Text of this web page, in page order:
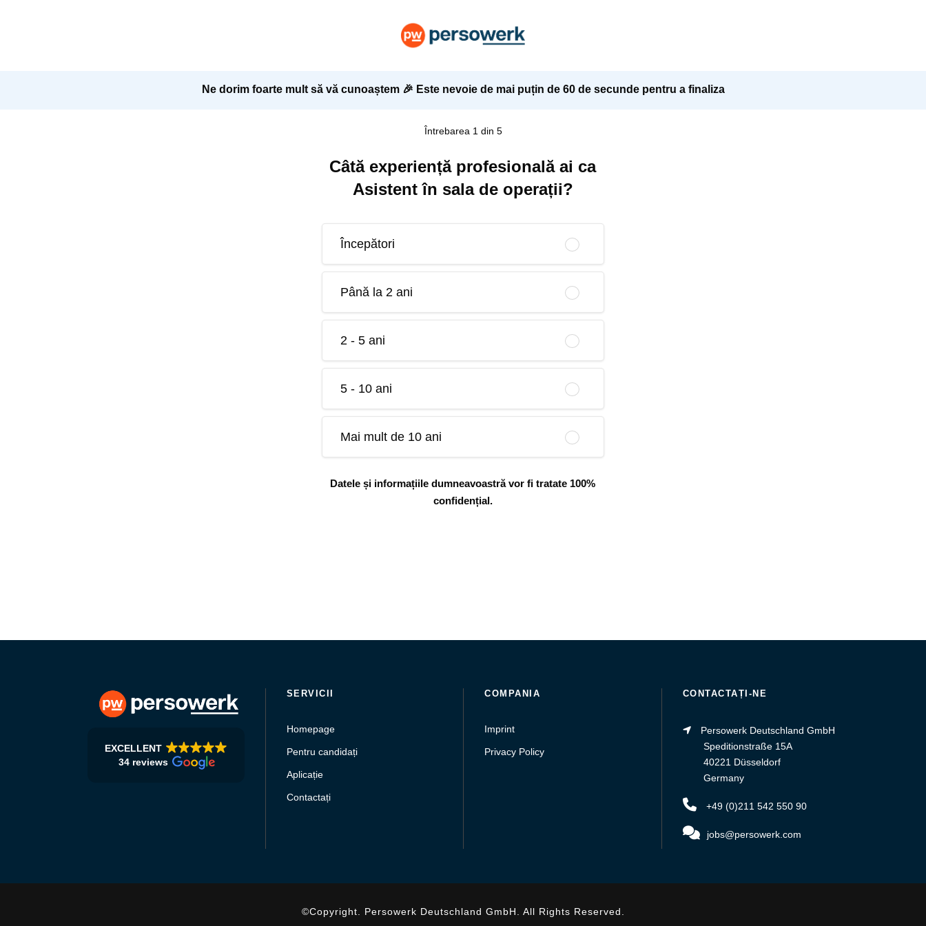
Ne dorim foarte mult să vă cunoaștem 🎉 Este nevoie de mai puțin de 60 de secunde pentru a finaliza
Întrebarea 1 din 5
Câtă experiență profesională ai ca
Asistent în sala de operații?
Începători
Până la 2 ani
2 - 5 ani
5 - 10 ani
Mai mult de 10 ani
Datele și informațiile dumneavoastră vor fi tratate 100%
confidențial.
EXCELLENT
34 reviews
SERVICII
Homepage
Pentru candidați
Aplicație
Contactați
COMPANIA
Imprint
Privacy Policy
CONTACTAȚI-NE
Persowerk Deutschland GmbH
Speditionstraße 15A
40221 Düsseldorf
Germany
+49 (0)211 542 550 90
jobs@persowerk.com
©Copyright. Persowerk Deutschland GmbH. All Rights Reserved.